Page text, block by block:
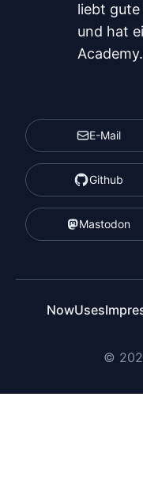
liebt
und hat
Academy.
E-Mail
Github
Mastodon
NowUses
©